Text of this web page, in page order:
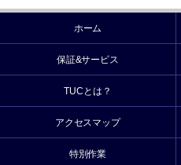
ホーム
保証&サービス
TUCとは？
アクセスマップ
特別作業